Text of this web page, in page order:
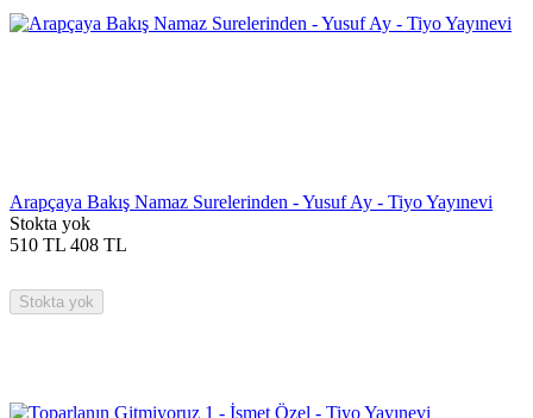
Arapçaya Bakış Namaz Surelerinden - Yusuf Ay - Tiyo Yayınevi
Stokta yok
510 TL 408 TL
Stokta yok